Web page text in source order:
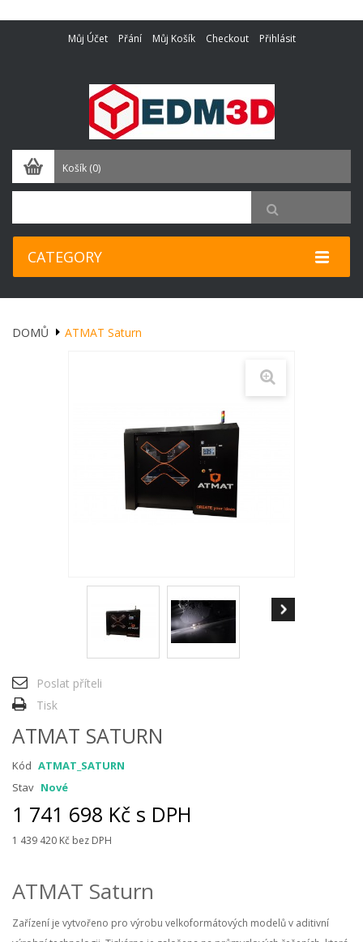
Můj Účet Přání Můj Košík Checkout Přihlásit
Košík (0)
CATEGORY
DOMŮ ATMAT Saturn
Poslat příteli
Tisk
ATMAT SATURN
Kód ATMAT_SATURN
Stav Nové
1 741 698 Kč s DPH
1 439 420 Kč bez DPH
ATMAT Saturn
Zařízení je vytvořeno pro výrobu velkoformátových modelů v aditivní